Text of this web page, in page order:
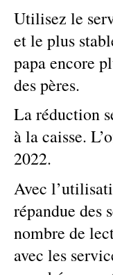
Utilisez le
et le plus
papa encore
des pères.
La réduction
à la caisse.
2022.
Avec
répandue des
nombre de
avec les